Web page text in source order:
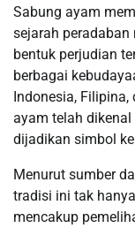
Sabung ayam
sejarah
bentuk perjudian
berbagai
Indonesia,
ayam telah
dijadikan simbol
Menurut sumber
tradisi ini tak
mencakup